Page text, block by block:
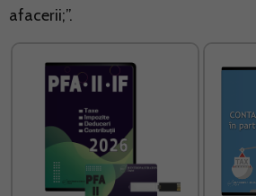
afacerii;”.